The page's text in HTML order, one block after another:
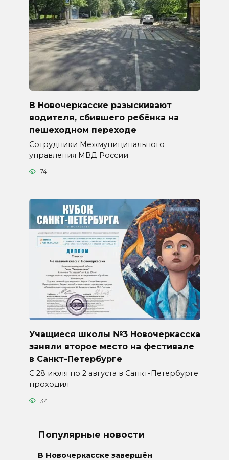
В Новочеркасске разыскивают
водителя, сбившего ребёнка на
пешеходном переходе
Сотрудники Межмуниципального
управления МВД России
74
Учащиеся школы №3 Новочеркасска
заняли второе место на фестивале
в Санкт-Петербурге
С 28 июля по 2 августа в Санкт-Петербурге
проходил
34
Популярные новости
В Новочеркасске завершён